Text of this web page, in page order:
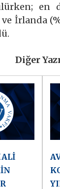
en
İrlanda
Diğer